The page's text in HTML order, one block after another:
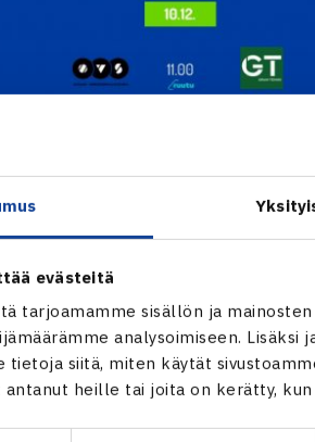
evästeitä
tarjoamamme sisällön ja
analysoimiseen. Lisäksi
tietoja siitä, miten käytät
heille tai joita on kerätty,